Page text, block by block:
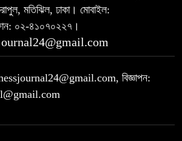
মতিঝিল, ঢাকা। মোবাইল:
০২-৪১০৭০২২৭।
বিজ্ঞাপন: